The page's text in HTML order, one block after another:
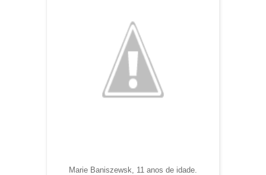
Marie Baniszewsk, 11 anos de idade.